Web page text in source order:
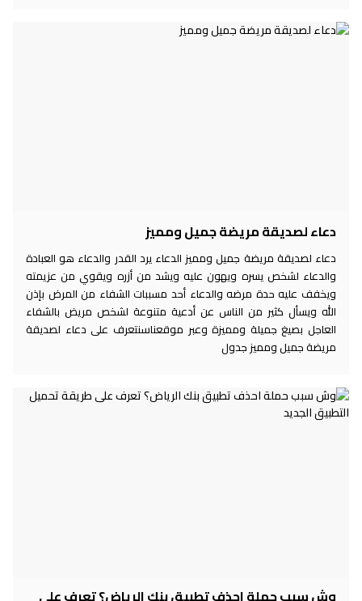
دعاء لصديقة مريضة جميل ومميز
دعاء لصديقة مريضة جميل ومميز الدعاء يرد القدر والدعاء هو العبادة
والدعاء لشخص يسره ويهون عليه ويشد من أزره ويقوي من عزيمته
ويخفف عليه حدة مرضه والدعاء أحد مسببات الشفاء من المرض بإذن
الله ويسأل كثير من الناس عن أدعية متنوعة لشخص مريض بالشفاء
العاجل بصيغ جميلة ومميزة وعبر موقعناسنتعرف على دعاء لصديقة
مريضة جميل ومميز جدول
وش سبب حملة احذف تطبيق بنك الرياض؟ تعرف على